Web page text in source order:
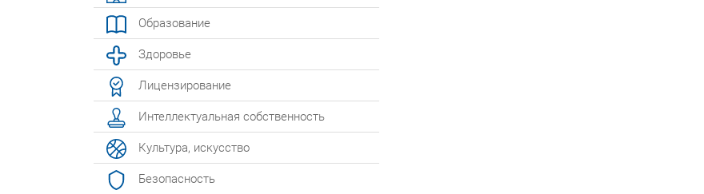
Образование
Здоровье
Лицензирование
Интеллектуальная собственность
Культура, искусство
Безопасность